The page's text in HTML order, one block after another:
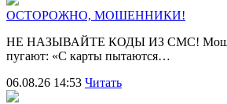
ОСТОРОЖНО, МОШЕННИКИ!
НЕ НАЗЫВАЙТЕ КОДЫ ИЗ СМС!
пугают: «С карты пытаются…
06.08.26 14:53 Читать